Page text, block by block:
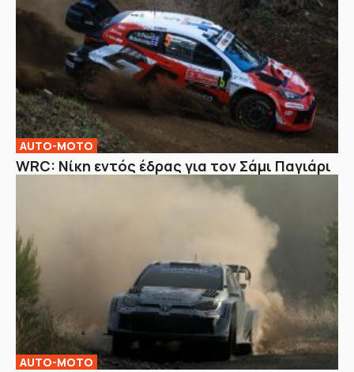
AUTO-MOTO
WRC: Νίκη εντός έδρας για τον Σάμι Παγιάρι
AUTO-MOTO